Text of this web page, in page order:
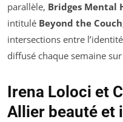
parallèle, Bridges Mental
intitulé Beyond the Couch
intersections entre
diffusé chaque semaine
Irena Loloci et
Allier beauté et